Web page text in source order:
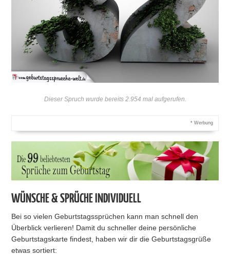
Dieser Spruch wurde bereits 2.954 mal aufgerufen.
* Werbung
WÜNSCHE & SPRÜCHE INDIVIDUELL
Bei so vielen Geburtstagssprüchen kann man schnell den
Überblick verlieren! Damit du schneller deine persönliche
Geburtstagskarte findest, haben wir dir die Geburtstagsgrüße
etwas sortiert: